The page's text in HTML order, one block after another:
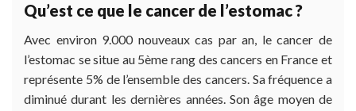
Qu’est ce que le cancer de l’estomac ?
Avec environ 9.000 nouveaux cas par an, le cancer de
l’estomac se situe au 5ème rang des cancers en France et
représente 5% de l’ensemble des cancers. Sa fréquence a
diminué durant les dernières années. Son âge moyen de